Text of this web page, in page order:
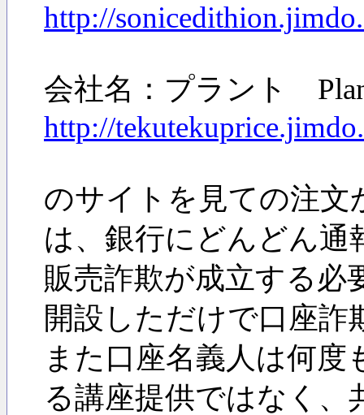
http://
会社名：プラント
http://
のサイトを見ての注文
は、銀行にどんどん通
販売詐欺が成立する必
開設しただけで口座詐
また口座名義人は何
る講座提供ではなく、